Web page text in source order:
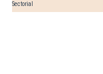
Sectorial